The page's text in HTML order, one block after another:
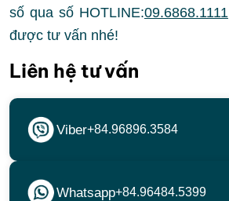
số qua số HOTLINE:09.6868.1111
được tư vấn nhé!
Liên hệ tư vấn
Viber+84.96896.3584
Whatsapp+84.96484.5399